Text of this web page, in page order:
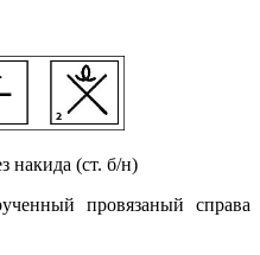
накида (ст. б/н)
провязаный справа